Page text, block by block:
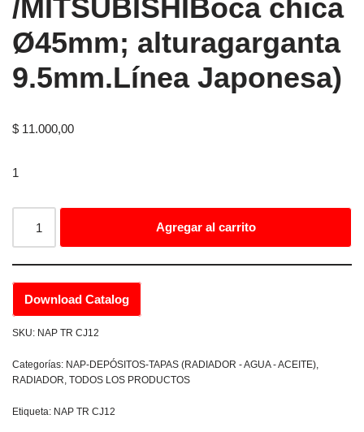
/MITSUBISHIBoca chica
Ø45mm; alturagarganta
9.5mm.Línea Japonesa)
$ 11.000,00
1
Agregar al carrito
Download Catalog
SKU: NAP TR CJ12
Categorías: NAP-DEPÓSITOS-TAPAS (RADIADOR - AGUA - ACEITE),
RADIADOR, TODOS LOS PRODUCTOS
Etiqueta: NAP TR CJ12